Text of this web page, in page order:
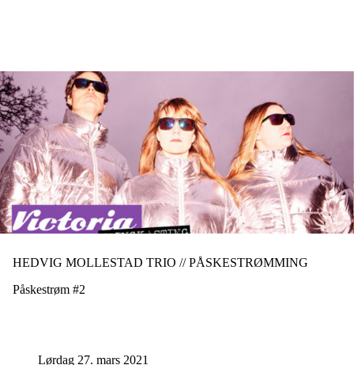
HEDVIG MOLLESTAD TRIO // PÅSKESTRØMMING
Påskestrøm #2
Lørdag 27. mars 2021